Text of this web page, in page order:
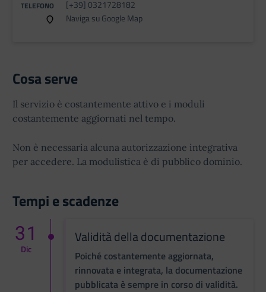
TELEFONO
[+39] 0321728182
Naviga su Google Map
Cosa serve
Il servizio è costantemente attivo e i moduli
costantemente aggiornati nel tempo.
Non è necessaria alcuna autorizzazione integrativa
per accedere. La modulistica è di pubblico dominio.
Tempi e scadenze
Validità della documentazione
Poiché costantemente aggiornata,
rinnovata e integrata, la documentazione
pubblicata è sempre in corso di validità.
31
Dic